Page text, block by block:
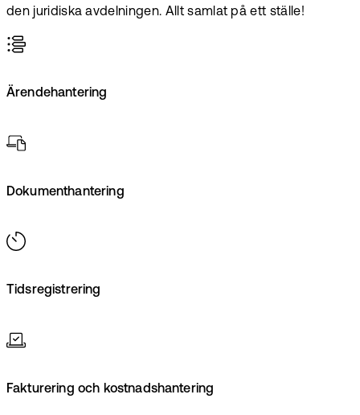
den juridiska avdelningen. Allt samlat på ett ställe!
Ärendehantering
Dokumenthantering
Tidsregistrering
Fakturering och kostnadshantering